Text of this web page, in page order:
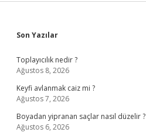
Sidebar
Son Yazılar
Toplayıcılık nedir ?
Ağustos 8, 2026
Keyfi avlanmak caiz mi ?
Ağustos 7, 2026
Boyadan yipranan saçlar nasıl düzelir ?
Ağustos 6, 2026